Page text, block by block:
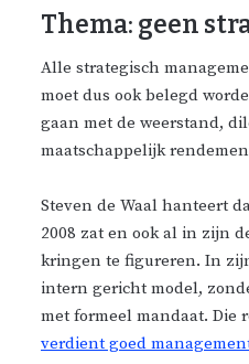
Thema: geen
Alle strategisch
moet dus ook belegd
gaan met de weerstand,
maatschappelijk
Steven de Waal hanteert
2008 zat en ook al in zijn
kringen te figureren. In
intern gericht model,
met formeel mandaat. Die
verdient goed